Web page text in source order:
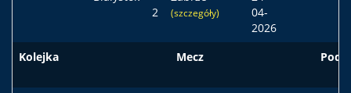
2
(szczegóły)
04-
2026
Kolejka Mecz Podst